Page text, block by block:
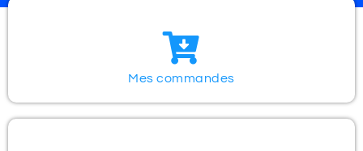
Mes commandes